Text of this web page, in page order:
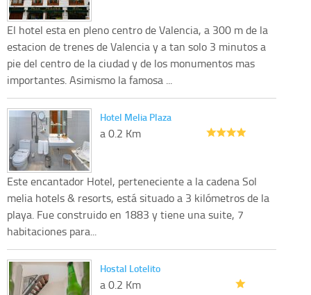
El hotel esta en pleno centro de Valencia, a 300 m de la
estacion de trenes de Valencia y a tan solo 3 minutos a
pie del centro de la ciudad y de los monumentos mas
importantes. Asimismo la famosa ...
Hotel Melia Plaza
a 0.2 Km
Este encantador Hotel, perteneciente a la cadena Sol
melia hotels & resorts, está situado a 3 kilómetros de la
playa. Fue construido en 1883 y tiene una suite, 7
habitaciones para...
Hostal Lotelito
a 0.2 Km